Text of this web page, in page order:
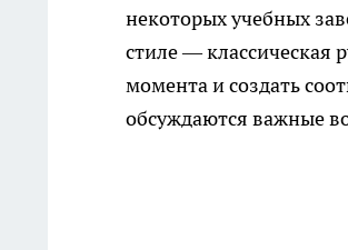
некоторых учебных
стиле — классическая
момента и создать
обсуждаются важные